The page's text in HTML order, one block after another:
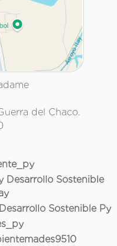
del Chaco.
Sostenible
Sostenible Py